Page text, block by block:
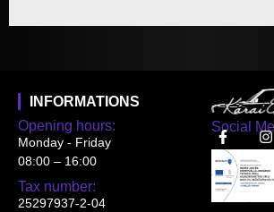
Social
INFORMATIONS
Opening hours:
Monday - Friday
08:00 – 16:00
Tax number:
25297937-2-04